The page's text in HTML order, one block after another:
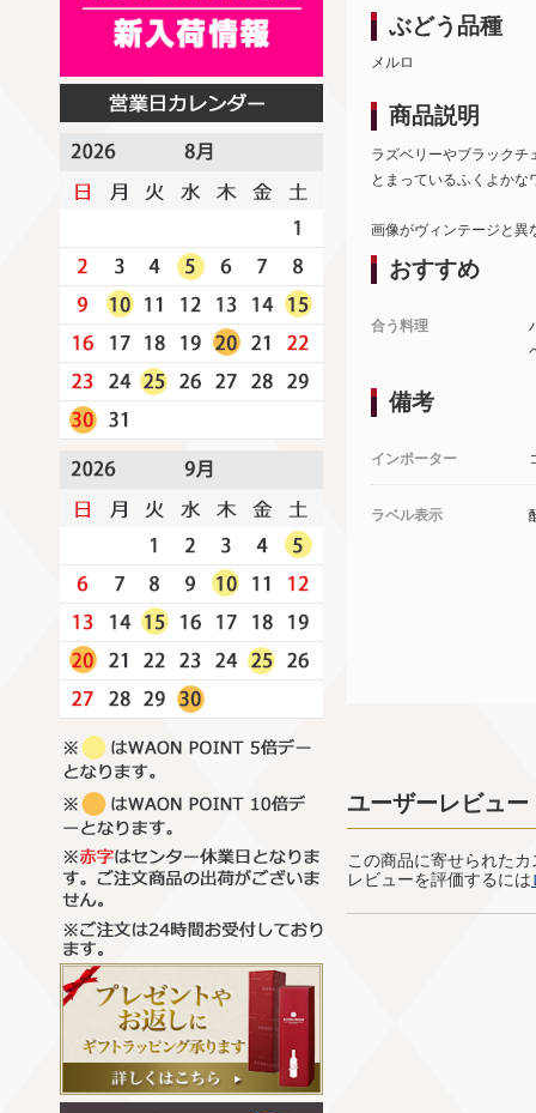
ぶどう品種
メルロ
商品説明
ラズベリーやブラックチ
とまっているふくよかな
画像がヴィンテージと異
おすすめ
合う料理
備考
インポーター
ラベル表示
ユーザーレビュー
この商品に寄せられた
レビューを評価するには